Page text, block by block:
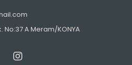
No:37 A Meram/KONYA